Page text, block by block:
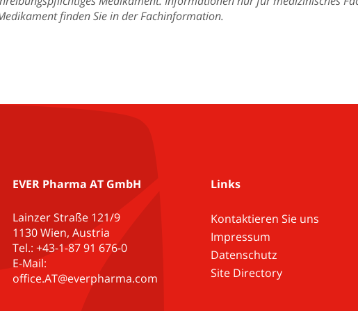
finden Sie in der Fachinformation.
EVER Pharma AT GmbH
Lainzer Straße 121/9
1130 Wien, Austria
Tel.: +43-1-87 91 676-0
E-Mail:
office.AT@everpharma.com
Links
Kontaktieren Sie uns
Impressum
Datenschutz
Site Directory